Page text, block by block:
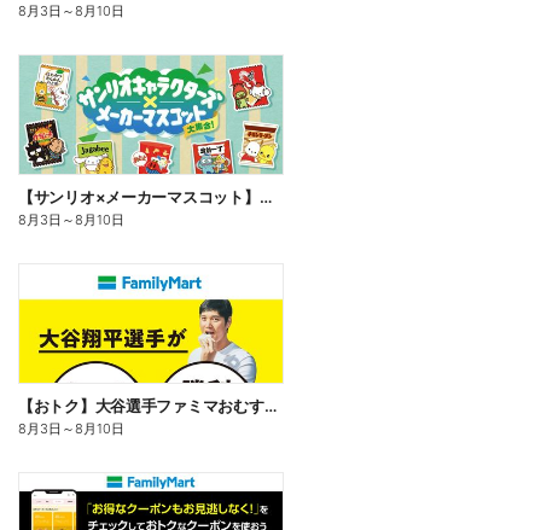
8月3日 ～8月10日
【サンリオ×メーカーマスコット】オリジナルグッズ貰える!
8月3日 ～8月10日
【おトク】大谷選手ファミマおむすび割
8月3日 ～8月10日